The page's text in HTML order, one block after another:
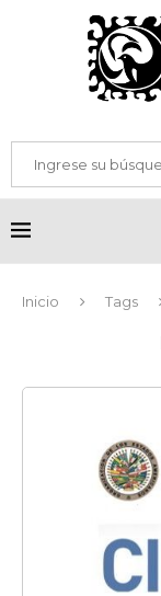
Inicio Tags